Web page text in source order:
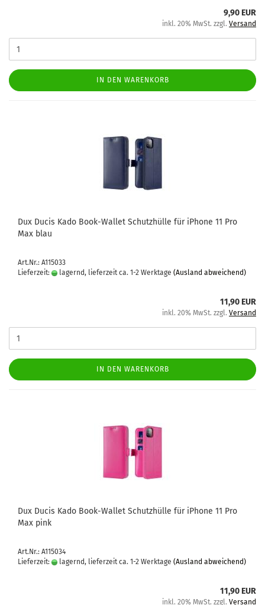
9,90 EUR
inkl. 20% MwSt. zzgl. Versand
IN DEN WARENKORB
Dux Ducis Kado Book-​Wal­let Schutz­hül­le für iPho­ne 11 Pro
Max blau
Art.Nr.: A115033
Lieferzeit:
lagernd, lieferzeit ca. 1-2 Werktage (Ausland abweichend)
11,90 EUR
inkl. 20% MwSt. zzgl. Versand
IN DEN WARENKORB
Dux Ducis Kado Book-​Wal­let Schutz­hül­le für iPho­ne 11 Pro
Max pink
Art.Nr.: A115034
Lieferzeit:
lagernd, lieferzeit ca. 1-2 Werktage (Ausland abweichend)
11,90 EUR
inkl. 20% MwSt. zzgl. Versand